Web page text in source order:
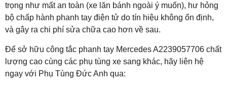
trọng như mất an toàn (xe lăn bánh ngoài ý muốn), hư hỏng
bộ chấp hành phanh tay điện tử do tín hiệu không ổn định,
và gây ra chi phí sửa chữa cao hơn về sau.
Để sở hữu công tắc phanh tay Mercedes A2239057706 chất
lượng cao cùng các phụ tùng xe sang khác, hãy liên hệ
ngay với Phụ Tùng Đức Anh qua: